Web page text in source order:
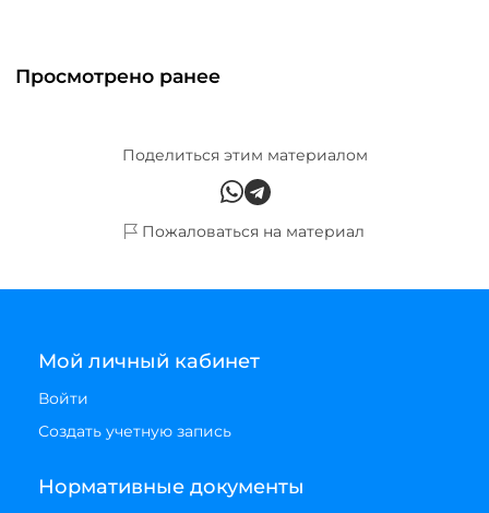
Просмотрено ранее
Поделиться этим материалом
Пожаловаться на материал
Мой личный кабинет
Войти
Создать учетную запись
Нормативные документы